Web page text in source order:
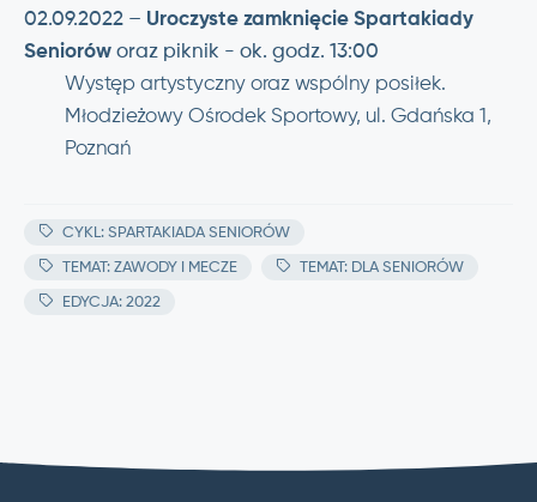
02.09.2022 – Uroczyste zamknięcie Spartakiady
Seniorów oraz piknik - ok. godz. 13:00
Występ artystyczny oraz wspólny posiłek.
Młodzieżowy Ośrodek Sportowy, ul. Gdańska 1,
Poznań
CYKL: SPARTAKIADA SENIORÓW
TEMAT: ZAWODY I MECZE TEMAT: DLA SENIORÓW
EDYCJA: 2022